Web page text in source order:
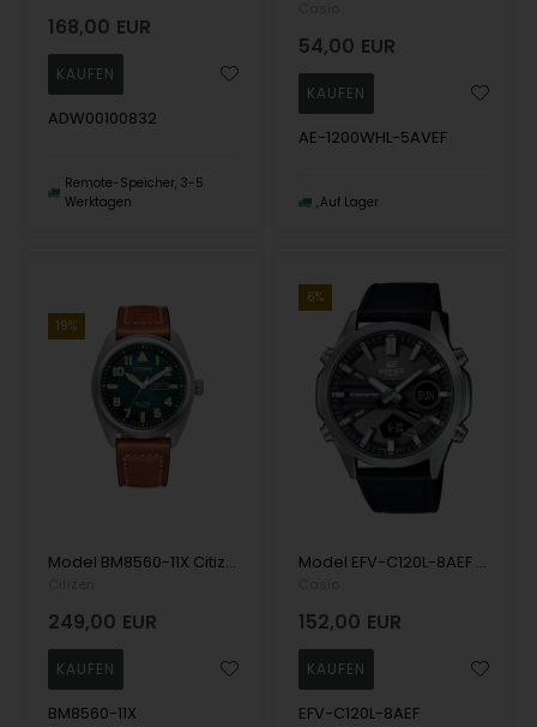
168,00 EUR
ADW00100832
Remote-Speicher, 3-5
Werktagen
54,00 EUR
AE-1200WHL-5AVEF
Auf Lager
19%
Model BM8560-11X Citizen Eco-Drive Quartz Herren uhr
249,00 EUR
BM8560-11X
6%
Model EFV-C120L-8AEF Casio Edifice Quartz Herren uhr
152,00 EUR
EFV-C120L-8AEF